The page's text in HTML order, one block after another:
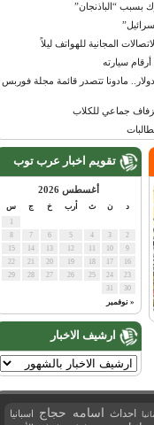
“الباذنجان”
المجانية للهواتف ليلاً
125 مليون دولار.. مادونا تتصدر قائمة مجلة فوربس
جماعي للكلاب
تقويم اخبار عرب توب
أغسطس 2026
أرب س
« نوفمبر
ارشيف الاخبار
احداث اسامه حجاج اسبانيا